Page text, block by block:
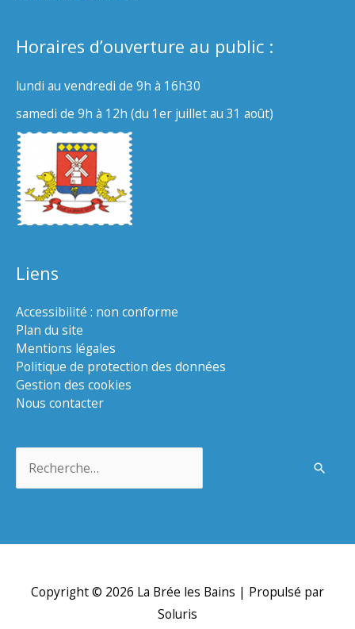
Horaires d’ouverture au public :
lundi au vendredi de 9h à 16h30
samedi de 9h à 12h (du 1er juillet au 31 août)
Liens
Accessibilité : non conforme
Plan du site
Mentions légales
Politique de protection des données
Gestion des cookies
Nous contacter
Copyright © 2026 La Brée les Bains | Propulsé par
Soluris